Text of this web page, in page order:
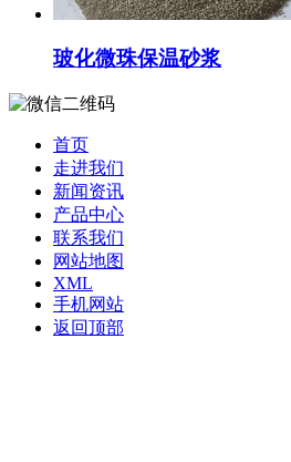
玻化微珠保温砂浆
首页
走进我们
新闻资讯
产品中心
联系我们
网站地图
XML
手机网站
返回顶部